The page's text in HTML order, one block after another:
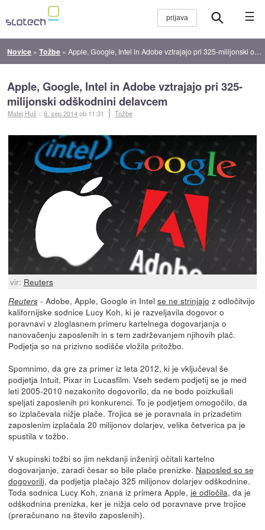
☰
Novice »Tožbe »Apple, Google, Intel in Adobe vztrajajo pri 325-milijonski odškodnini delavcem
Apple, Google, Intel in Adobe vztrajajo pri 325-
milijonski odškodnini delavcem
Matej Huš ::6. sep 2014ob 11:31 Tožbe
vir: Reuters
Reuters- Adobe, Apple, Google in Intel se ne strinjajo z odločitvijo
kalifornijske sodnice Lucy Koh, ki je razveljavila dogovor o
poravnavi v zloglasnem primeru kartelnega dogovarjanja o
nanovačenju zaposlenih in s tem zadrževanjem njihovih plač.
Podjetja so na prizivno sodišče vložila pritožbo.
Spomnimo, da gre za primer iz leta 2012, ki je vključeval še
podjetja Intuit, Pixar in Lucasfilm. Vseh sedem podjetij se je med
leti 2005-2010 nezakonito dogovorilo, da ne bodo poizkušali
speljati zaposlenih pri konkurenci. To je podjetjem omogočilo, da
so izplačevala nižje plače. Trojica se je poravnala in prizadetim
zaposlenim izplačala 20 milijonov dolarjev, velika četverica pa je
spustila v tožbo.
V skupinski tožbi so jim nekdanji inženirji očitali kartelno
dogovarjanje, zaradi česar so bile plače prenizke. Naposled so se
dogovorili, da podjetja plačajo 325 milijonov dolarjev odškodnine.
Toda sodnica Lucy Koh, znana iz primera Apple, je odločila, da je
odškodnina prenizka, ker je nižja celo od poravnave prve trojice
(preračunano na število zaposlenih).